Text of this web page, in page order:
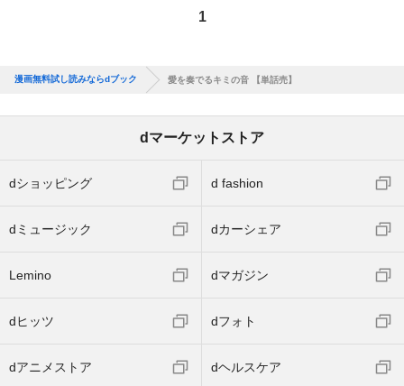
1
漫画無料試し読みならdブック 愛を奏でるキミの音 【単話売】
dマーケットストア
dショッピング d fashion
dミュージック dカーシェア
Lemino dマガジン
dヒッツ dフォト
dアニメストア dヘルスケア